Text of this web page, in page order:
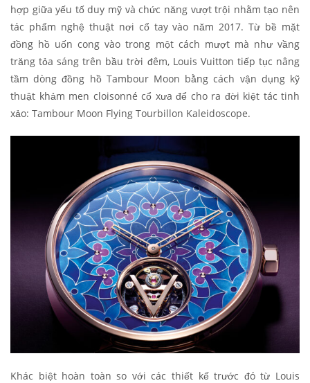
hợp giữa yếu tố duy mỹ và chức năng vượt trội nhằm tạo nên
tác phẩm nghệ thuật nơi cổ tay vào năm 2017. Từ bề mặt
đồng hồ uốn cong vào trong một cách mượt mà như vầng
trăng tỏa sáng trên bầu trời đêm, Louis Vuitton tiếp tục nâng
tầm dòng đồng hồ Tambour Moon bằng cách vận dụng kỹ
thuật khảm men cloisonné cổ xưa để cho ra đời kiệt tác tinh
xảo: Tambour Moon Flying Tourbillon Kaleidoscope.
Khác biệt hoàn toàn so với các thiết kế trước đó từ Louis